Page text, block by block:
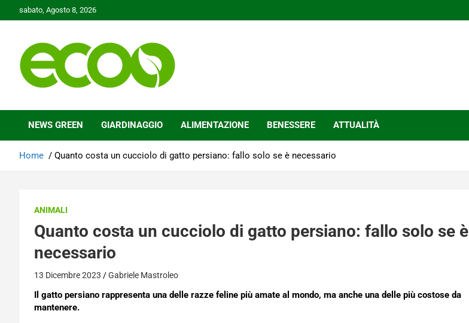
to
sabato, Agosto 8, 2026
Ecoo.it
NEWS GREEN GIARDINAGGIO ALIMENTAZIONE BENESSERE ATTUALITÀ
Home Quanto costa un cucciolo di gatto persiano: fallo solo se è necessario
ANIMALI
Quanto costa un cucciolo di gatto persiano: fallo solo se è
necessario
13 Dicembre 2023 Gabriele Mastroleo
Il gatto persiano rappresenta una delle razze feline più amate al mondo, ma anche una delle più costose da
mantenere.